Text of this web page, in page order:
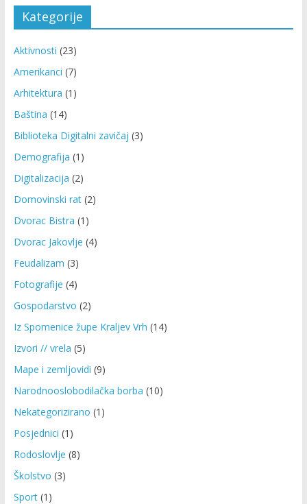
Kategorije
Aktivnosti (23)
Amerikanci (7)
Arhitektura (1)
Baština (14)
Biblioteka Digitalni zavičaj (3)
Demografija (1)
Digitalizacija (2)
Domovinski rat(2)
Dvorac Bistra (1)
Dvorac Jakovlje (4)
Feudalizam (3)
Fotografije (4)
Gospodarstvo (2)
Iz Spomenice župe Kraljev Vrh (14)
Izvori // vrela (5)
Mape i zemljovidi (9)
Narodnooslobodilačka borba (10)
Nekategorizirano (1)
Posjednici (1)
Rodoslovlje (8)
Školstvo (3)
Sport(1)